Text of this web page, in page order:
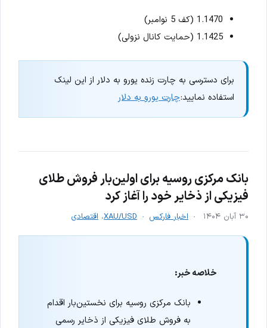
1.1470 (کف 5 نوامبر)
1.1425 (حمایت کانال نزولی)
برای دسترسی به چارت زنده یورو به دلار از این لینک
استفاده نمایید:چارت یورو به دلار
بانک مرکزی روسیه برای اولین‌بار فروش طلای
فیزیکی از ذخایر خود را آغاز کرد
۳۰ آبان ۱۴۰۴ اخبار فارکس XAU/USD، اقتصادی
خلاصه خبر:
بانک مرکزی روسیه برای نخستین‌بار اقدام
به فروش طلای فیزیکی از ذخایر رسمی